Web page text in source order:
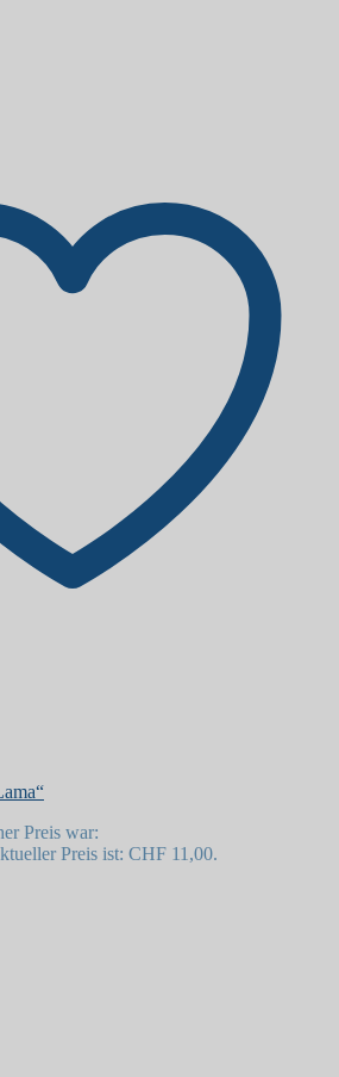
Preis war:
Preis ist: CHF 11,00.